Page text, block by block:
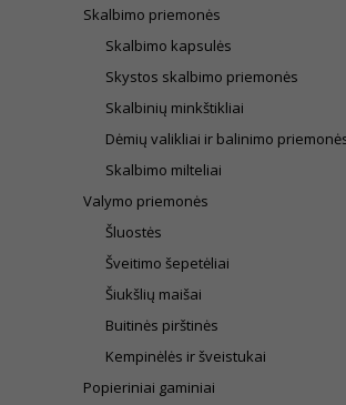
Skalbimo priemonės
Skalbimo kapsulės
Skystos skalbimo priemonės
Skalbinių minkštikliai
Dėmių valikliai ir balinimo
Skalbimo milteliai
Valymo priemonės
Šluostės
Šveitimo šepetėliai
Šiukšlių maišai
Buitinės pirštinės
Kempinėlės ir šveistukai
Popieriniai gaminiai